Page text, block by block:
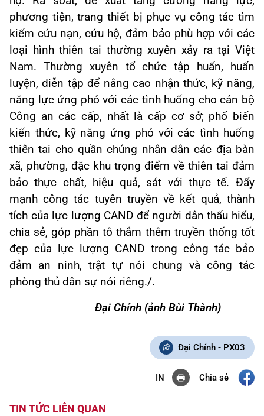
phương tiện, trang thiết bị phục vụ công tác tìm
kiếm cứu nạn, cứu hộ, đảm bảo phù hợp với các
loại hình thiên tai thường xuyên xảy ra tại Việt
Nam. Thường xuyên tổ chức tập huấn, huấn
luyện, diễn tập để nâng cao nhận thức, kỹ năng,
năng lực ứng phó với các tình huống cho cán bộ
Công an các cấp, nhất là cấp cơ sở; phổ biến
kiến thức, kỹ năng ứng phó với các tình huống
thiên tai cho quần chúng nhân dân các địa bàn
xã, phường, đặc khu trọng điểm về thiên tai đảm
bảo thực chất, hiệu quả, sát với thực tế. Đẩy
mạnh công tác tuyên truyền về kết quả, thành
tích của lực lượng CAND để người dân thấu hiểu,
chia sẻ, góp phần tô thắm thêm truyền thống tốt
đẹp của lực lượng CAND trong công tác bảo
đảm an ninh, trật tự nói chung và công tác
phòng thủ dân sự nói riêng./.
Đại Chính (ảnh Bùi Thành)
Đại Chính - PX03
IN Chia sẻ
TIN TỨC LIÊN QUAN